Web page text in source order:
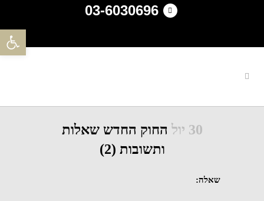
פתח
03-6030696
30 יול
החוק החדש שאלות
ותשובות (2)
שאלה: